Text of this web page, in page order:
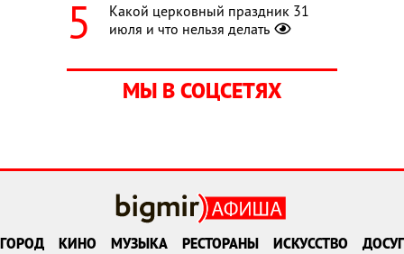
Какой церковный праздник 31
июля и что нельзя делать
МЫ В СОЦСЕТЯХ
ГОРОД КИНО МУЗЫКА РЕСТОРАНЫ ИСКУССТВО ДОСУГ